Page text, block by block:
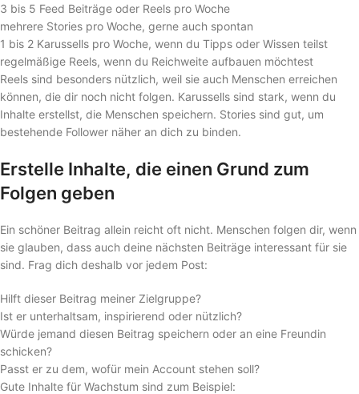
3 bis 5 Feed Beiträge oder Reels pro Woche
mehrere Stories pro Woche, gerne auch spontan
1 bis 2 Karussells pro Woche, wenn du Tipps oder Wissen teilst
regelmäßige Reels, wenn du Reichweite aufbauen möchtest
Reels sind besonders nützlich, weil sie auch Menschen erreichen
können, die dir noch nicht folgen. Karussells sind stark, wenn du
Inhalte erstellst, die Menschen speichern. Stories sind gut, um
bestehende Follower näher an dich zu binden.
Erstelle Inhalte, die einen Grund zum
Folgen geben
Ein schöner Beitrag allein reicht oft nicht. Menschen folgen dir, wenn
sie glauben, dass auch deine nächsten Beiträge interessant für sie
sind. Frag dich deshalb vor jedem Post:
Hilft dieser Beitrag meiner Zielgruppe?
Ist er unterhaltsam, inspirierend oder nützlich?
Würde jemand diesen Beitrag speichern oder an eine Freundin
schicken?
Passt er zu dem, wofür mein Account stehen soll?
Gute Inhalte für Wachstum sind zum Beispiel: